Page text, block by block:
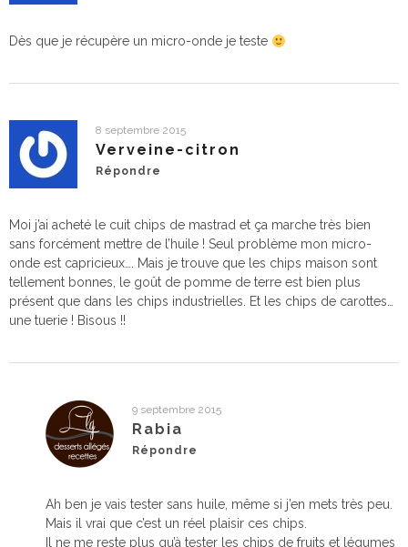
Dès que je récupère un micro-onde je teste
8 septembre 2015
Verveine-citron
Répondre
Moi j’ai acheté le cuit chips de mastrad et ça marche très bien
sans forcément mettre de l’huile ! Seul problème mon micro-
onde est capricieux…. Mais je trouve que les chips maison sont
tellement bonnes, le goût de pomme de terre est bien plus
présent que dans les chips industrielles. Et les chips de carottes…
une tuerie ! Bisous !!
9 septembre 2015
Rabia
Répondre
Ah ben je vais tester sans huile, même si j’en mets très peu.
Mais il vrai que c’est un réel plaisir ces chips.
Il ne me reste plus qu’à tester les chips de fruits et légumes